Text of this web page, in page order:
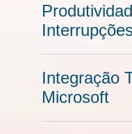
Integração
Microsoft